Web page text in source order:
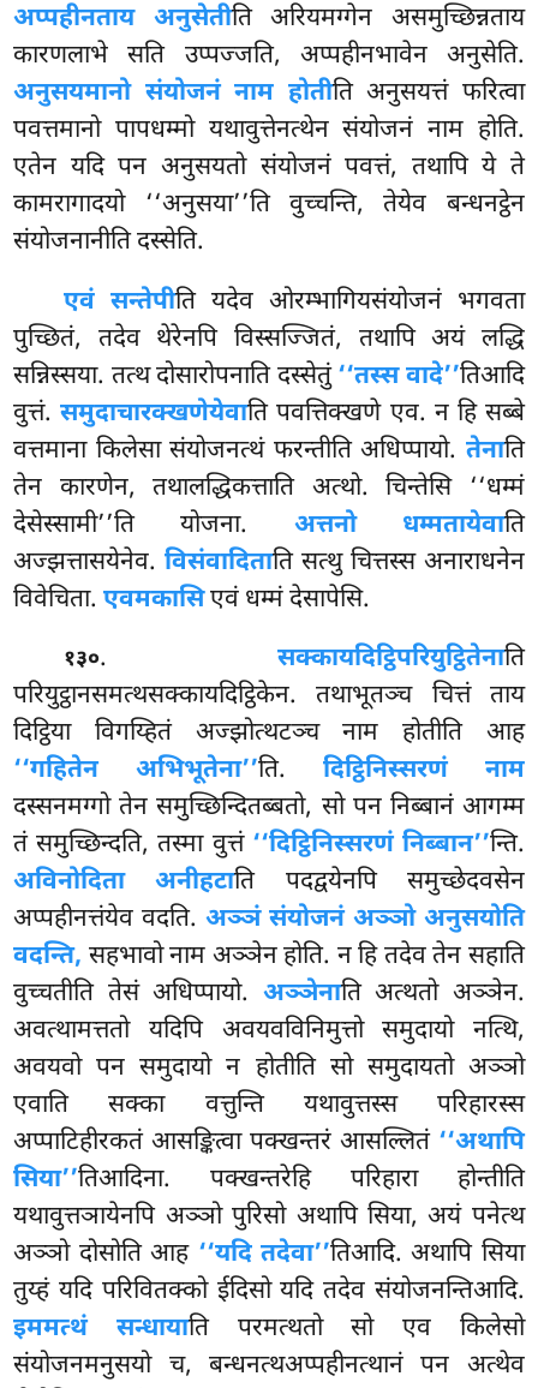
अप्पहीनताय अनुसेतीति अरियमग्गेन असमुच्छिन्नताय
कारणलाभेसति उप्पज्जति, अप्पहीनभावेन अनुसेति.
अनुसयमानो संयोजनं नाम होतीति अनुसयत्तं फरित्वा
पवत्तमानो पापधम्मो यथावुत्तेनत्थेन संयोजनं नाम होति.
एतेन यदि पन अनुसयतो संयोजनं पवत्तं, तथापि ये ते
कामरागादयो ‘‘अनुसया’’ति वुच्चन्ति, तेयेव बन्धनट्ठेन
संयोजनानीति दस्सेति.
एवं सन्तेपीति यदेव ओरम्भागियसंयोजनं भगवता
पुच्छितं, तदेव थेरेनपि विस्सज्जितं, तथापि अयं लद्धि
सन्निस्सया. तत्थ दोसारोपनाति दस्सेतुं‘‘तस्स वादे’’तिआदि
वुत्तं.समुदाचारक्खणेयेवाति पवत्तिक्खणे एव. न हि सब्बे
वत्तमाना किलेसा संयोजनत्थं फरन्तीति अधिप्पायो. तेनाति
तेन कारणेन, तथालद्धिकत्ताति अत्थो. चिन्तेसि ‘‘धम्मं
देसेस्सामी’’ति योजना. अत्तनो धम्मतायेवाति
अज्झत्तासयेनेव.विसंवादिताति सत्थु चित्तस्स अनाराधनेन
विवेचिता.एवमकासिएवं धम्मं देसापेसि.
१३०. सक्कायदिट्ठिपरियुट्ठितेनाति
परियुट्ठानसमत्थसक्कायदिट्ठिकेन. तथाभूतञ्च चित्तं ताय
दिट्ठिया विगय्हितं अज्झोत्थटञ्च नाम होतीति आह
‘‘गहितेन अभिभूतेना’’ति. दिट्ठिनिस्सरणं नाम
दस्सनमग्गो तेन समुच्छिन्दितब्बतो, सो पन निब्बानं आगम्म
तं समुच्छिन्दति, तस्मा वुत्तं ‘‘दिट्ठिनिस्सरणं निब्बान’’न्ति.
अविनोदिता अनीहटाति पदद्वयेनपि समुच्छेदवसेन
अप्पहीनत्तंयेव वदति.अञ्ञं संयोजनं अञ्ञो अनुसयोति
वदन्ति, सहभावो नाम अञ्ञेन होति. न हि तदेव तेन सहाति
वुच्चतीति तेसं अधिप्पायो. अञ्ञेनाति अत्थतो अञ्ञेन.
अवत्थामत्ततो यदिपि अवयवविनिमुत्तो समुदायो नत्थि,
अवयवो पन समुदायो न होतीति सो समुदायतो अञ्ञो
एवाति सक्का वत्तुन्ति यथावुत्तस्स परिहारस्स
अप्पाटिहीरकतं आसङ्कित्वा पक्खन्तरं आसल्लितं ‘‘अथापि
सिया’’तिआदिना. पक्खन्तरेहि परिहारा होन्तीति
यथावुत्तञायेनपि अञ्ञो पुरिसो अथापि सिया, अयं पनेत्थ
अञ्ञो दोसोति आह ‘‘यदि तदेवा’’तिआदि. अथापि सिया
तुय्हं यदि परिवितक्को ईदिसो यदि तदेव संयोजनन्तिआदि.
इममत्थं सन्धायाति परमत्थतो सो एव किलेसो
संयोजनमनुसयो च, बन्धनत्थअप्पहीनत्थानं पन अत्थेव